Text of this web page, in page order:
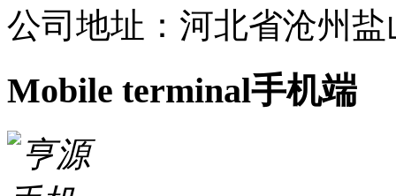
公司地址：河北省沧州
Mobile terminal手机端